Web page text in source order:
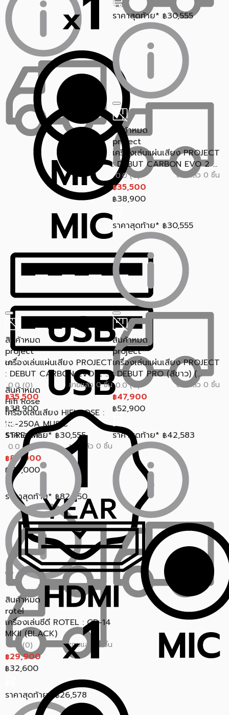
สินค้าหมด
Hifi Rose
เครื่องเล่นเสียง HIFI ROSE :
RS-250A MUSIC
STREAME...
0.0 (0) ขายแล้ว 0 ชิ้น
฿89,000
฿ 119,000
ราคาสุดท้าย* ฿82,450
ราคาสุดท้าย* ฿30,555
สินค้าหมด
rotel
เครื่องเล่นซีดี ROTEL : CD-14
MKII (BLACK)
0.0 (0) ขายแล้ว 0 ชิ้น
฿29,900
฿32,600
ราคาสุดท้าย* ฿26,578
สินค้าหมด
project
เครื่องเล่นแผ่นเสียง PROJECT
: DEBUT CARBON EVO 2 ...
0.0 (0) ขายแล้ว 0 ชิ้น
฿35,500
฿38,900
ราคาสุดท้าย* ฿30,555
สินค้าหมด
project
เครื่องเล่นแผ่นเสียง PROJECT
: DEBUT CARBON EVO 2 ...
0.0 (0) ขายแล้ว 0 ชิ้น
฿35,500
฿38,900
ราคาสุดท้าย* ฿30,555
สินค้าหมด
project
เครื่องเล่นแผ่นเสียง PROJECT
: DEBUT PRO (สีขาว) (...
0.0 (0) ขายแล้ว 0 ชิ้น
฿47,900
฿52,900
ราคาสุดท้าย* ฿42,583